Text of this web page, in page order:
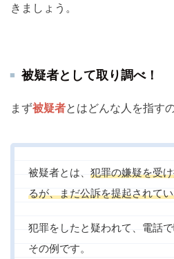
きましょう。
被疑者として取り調べ！
まず被疑者とはどんな人を指す
被疑者とは、 犯罪の嫌疑を受
るが、まだ公訴を提起されて
犯罪をしたと疑われて、電話
その例です。